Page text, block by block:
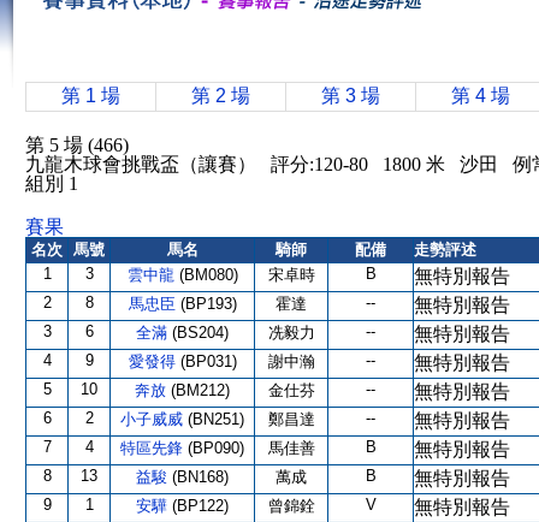
第 1 場 第 2 場 第 3 場 第 4 場
第 5 場 (466)
九龍木球會挑戰盃（讓賽） 評分:120-80 1800 米 沙田 例
組別 1
賽果
名次 馬號 馬名 騎師 配備
走勢評述
1
3 雲中龍 (BM080) 宋卓時 B 無特別報告
2 8 馬忠臣 (BP193) 霍達 -- 無特別報告
3 6 全滿 (BS204) 冼毅力 -- 無特別報告
4 9 愛發得 (BP031) 謝中瀚 -- 無特別報告
5 10 奔放 (BM212) 金仕芬 -- 無特別報告
6 2 小子威威 (BN251) 鄭昌達 -- 無特別報告
7 4 特區先鋒 (BP090) 馬佳善 B 無特別報告
8 13 益駿 (BN168) 萬成 B 無特別報告
9 1 安驊 (BP122) 曾錦銓 V 無特別報告